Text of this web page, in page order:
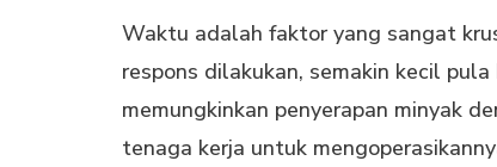
Waktu adalah faktor yang sangat
respons dilakukan, semakin kecil
memungkinkan penyerapan minyak
tenaga kerja untuk